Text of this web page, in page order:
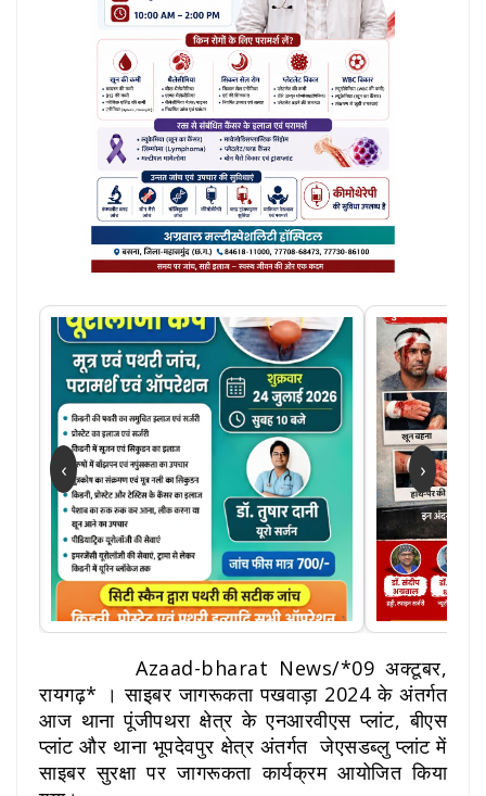
‹ ›
Azaad-bharat News/*09 अक्टूबर,
रायगढ़* । साइबर जागरूकता पखवाड़ा 2024 के अंतर्गत
आज थाना पूंजीपथरा क्षेत्र के एनआरवीएस प्लांट, बीएस
प्लांट और थाना भूपदेवपुर क्षेत्र अंतर्गत जेएसडब्लु प्लांट में
साइबर सुरक्षा पर जागरूकता कार्यक्रम आयोजित किया